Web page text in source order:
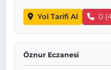
Yol Tarifi Al 0
Öznur Eczanesi